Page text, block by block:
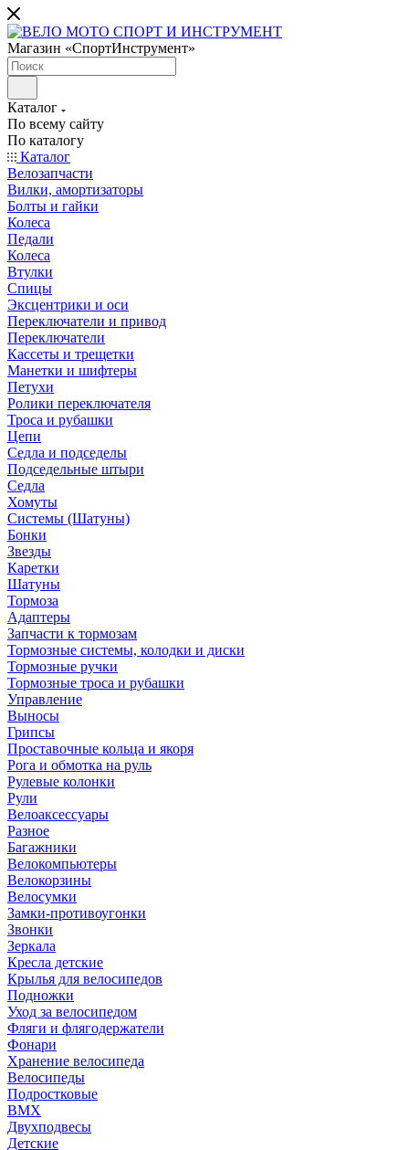
Магазин «СпортИнструмент»
Каталог
По всему сайту
По каталогу
Каталог
Велозапчасти
Вилки, амортизаторы
Болты и гайки
Колеса
Педали
Колеса
Втулки
Спицы
Эксцентрики и оси
Переключатели и привод
Переключатели
Кассеты и трещетки
Манетки и шифтеры
Петухи
Ролики переключателя
Троса и рубашки
Цепи
Седла и подседелы
Подседельные штыри
Седла
Хомуты
Системы (Шатуны)
Бонки
Звезды
Каретки
Шатуны
Тормоза
Адаптеры
Запчасти к тормозам
Тормозные системы, колодки и диски
Тормозные ручки
Тормозные троса и рубашки
Управление
Выносы
Грипсы
Проставочные кольца и якоря
Рога и обмотка на руль
Рулевые колонки
Рули
Велоаксессуары
Разное
Багажники
Велокомпьютеры
Велокорзины
Велосумки
Замки-противоугонки
Звонки
Зеркала
Кресла детские
Крылья для велосипедов
Подножки
Уход за велосипедом
Фляги и флягодержатели
Фонари
Хранение велосипеда
Велосипеды
Подростковые
BMX
Двухподвесы
Детские